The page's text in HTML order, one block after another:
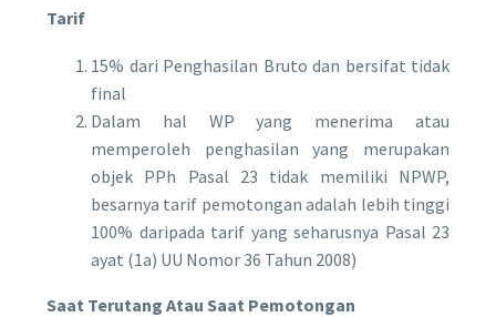
Tarif
15% dari Penghasilan Bruto dan bersifat tidak
final
Dalam hal WP yang menerima atau
memperoleh penghasilan yang merupakan
objek PPh Pasal 23 tidak memiliki NPWP,
besarnya tarif pemotongan adalah lebih tinggi
100% daripada tarif yang seharusnya Pasal 23
ayat (1a) UU Nomor 36 Tahun 2008)
Saat Terutang Atau Saat Pemotongan